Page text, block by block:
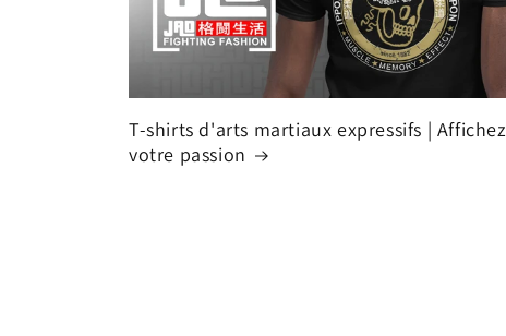
T-shirts d'arts martiaux expressifs | Affichez
votre passion